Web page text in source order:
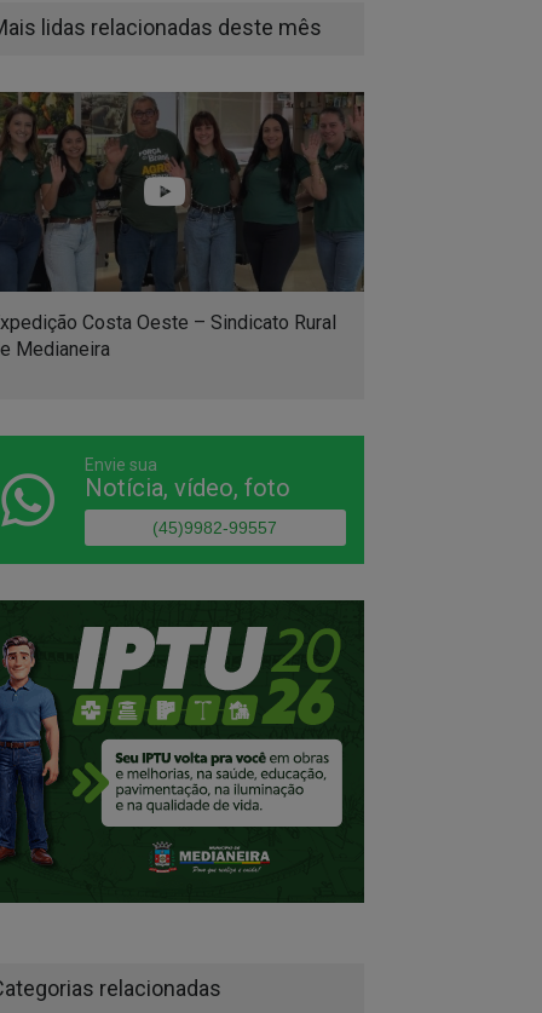
lidas relacionadas deste mês
Costa Oeste – Sindicato Rural
Medianeira
Envie sua
Notícia, vídeo, foto
(45)9982-99557
relacionadas